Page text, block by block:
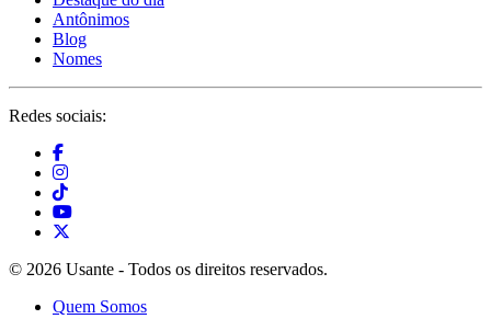
Antônimos
Blog
Nomes
Redes sociais:
© 2026 Usante - Todos os direitos reservados.
Quem Somos